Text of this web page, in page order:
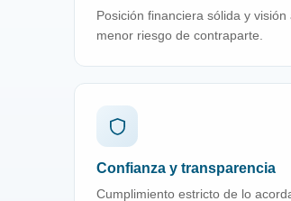
Posición financiera sólida y visión
menor riesgo de contraparte.
Confianza y transparencia
Cumplimiento estricto de lo